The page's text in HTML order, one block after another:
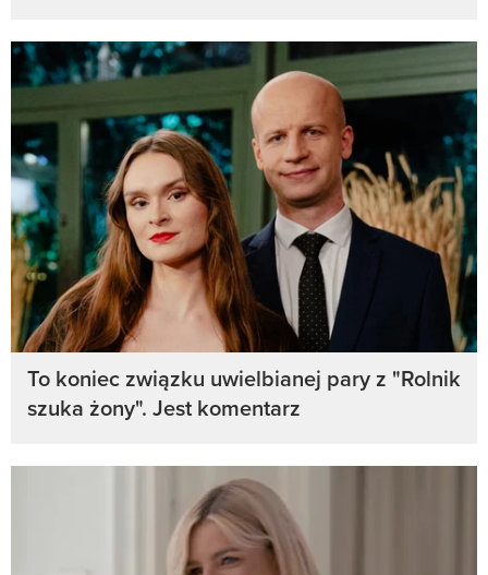
To koniec związku uwielbianej pary z "Rolnik
szuka żony". Jest komentarz